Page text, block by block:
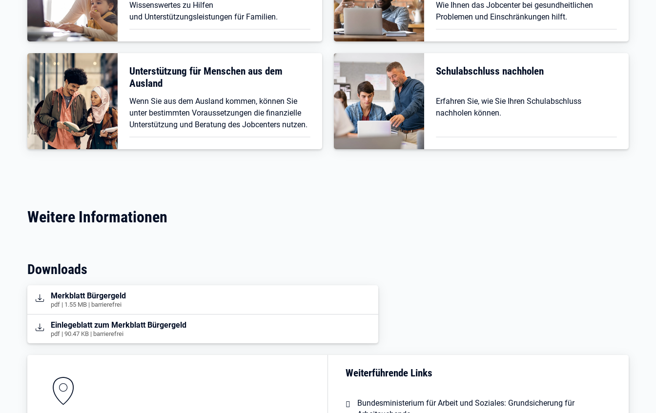
Wissenswertes zu Hilfen
und Unterstützungsleistungen für Familien.
Wie Ihnen das Jobcenter bei gesundheitlichen
Problemen und Einschränkungen hilft.
Unterstützung für Menschen aus dem
Ausland
Wenn Sie aus dem Ausland kommen, können Sie
unter bestimmten Voraussetzungen die finanzielle
Unterstützung und Beratung des Jobcenters nutzen.
Schulabschluss nachholen
Erfahren Sie, wie Sie Ihren Schulabschluss
nachholen können.
Weitere Informationen
Downloads
Öffnet in neuem Tab
Merkblatt Bürgergeld
pdf | 1.55 MB | barrierefrei
Öffnet in neuem Tab
Einlegeblatt zum Merkblatt Bürgergeld
pdf | 90.47 KB | barrierefrei
Weiterführende Links
Bundesministerium für Arbeit und Soziales: Grundsicherung für